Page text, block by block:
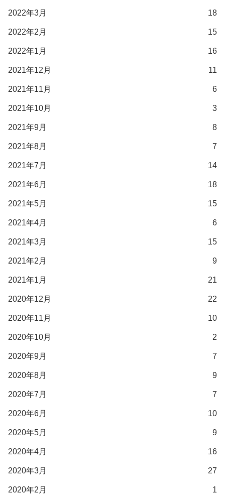
2022年3月 18
2022年2月 15
2022年1月 16
2021年12月 11
2021年11月 6
2021年10月 3
2021年9月 8
2021年8月 7
2021年7月 14
2021年6月 18
2021年5月 15
2021年4月 6
2021年3月 15
2021年2月 9
2021年1月 21
2020年12月 22
2020年11月 10
2020年10月 2
2020年9月 7
2020年8月 9
2020年7月 7
2020年6月 10
2020年5月 9
2020年4月 16
2020年3月 27
2020年2月 1